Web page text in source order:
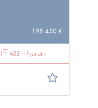
198 450 €
433 m² jardin